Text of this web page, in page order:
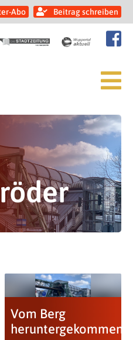
Abo Beitrag schreiben
Vom Berg
heruntergekommen